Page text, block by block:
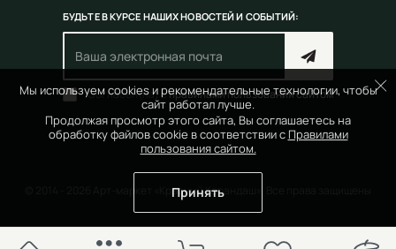
Мы используем cookies и рекомендательные технологии, чтобы
сайт работал лучше.
Продолжая просмотр этого сайта, Вы соглашаетесь на
обработку файлов cookie в соответствии с Правилами
пользования сайтом.
Принять
БУДЬТЕ В КУРСЕ НАШИХ НОВОСТЕЙ И СОБЫТИЙ:
Согласен(на) справилами пользования сайтом
© 2014 - 2026 Арт-маркет «Красный Карандаш». Все права защищены